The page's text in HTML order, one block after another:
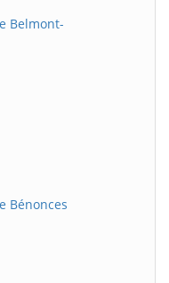
Belmont-
Bénonces